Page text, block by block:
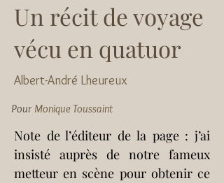
Un récit de voyage
vécu en quatuor
Albert-André Lheureux
Pour Monique Toussaint
Note de l’éditeur de la page : j’ai
insisté auprès de notre fameux
metteur en scène pour obtenir ce